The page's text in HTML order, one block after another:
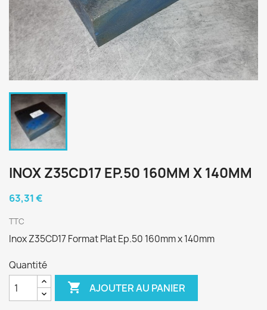
INOX Z35CD17 EP.50 160MM X 140MM
63,31 €
TTC
Inox Z35CD17 Format Plat Ep.50 160mm x 140mm
Quantité
 AJOUTER AU PANIER